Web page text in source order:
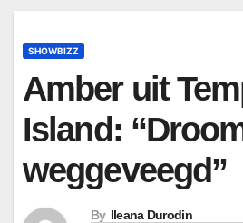
SHOWBIZZ
Amber uit
Island:
weggeveegd”
By Ileana Durodin